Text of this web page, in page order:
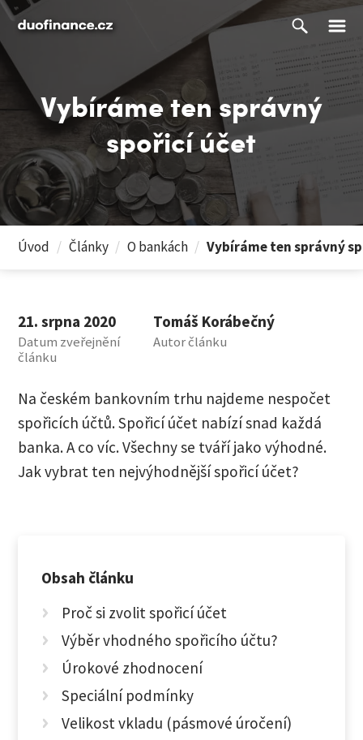
Vybíráme ten správný
spořicí účet
Úvod / Články / O bankách / Vybíráme ten správný
21. srpna 2020
Datum zveřejnění
článku
Tomáš Korábečný
Autor článku
Na českém bankovním trhu najdeme nespočet
spořicích účtů. Spořicí účet nabízí snad každá
banka. A co víc. Všechny se tváří jako výhodné.
Jak vybrat ten nejvýhodnější spořicí účet?
Obsah článku
Proč si zvolit spořicí účet
Výběr vhodného spořicího účtu?
Úrokové zhodnocení
Speciální podmínky
Velikost vkladu (pásmové úročení)